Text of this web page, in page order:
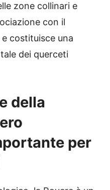
zone collinari e
con il
costituisce una
dei querceti
della
per